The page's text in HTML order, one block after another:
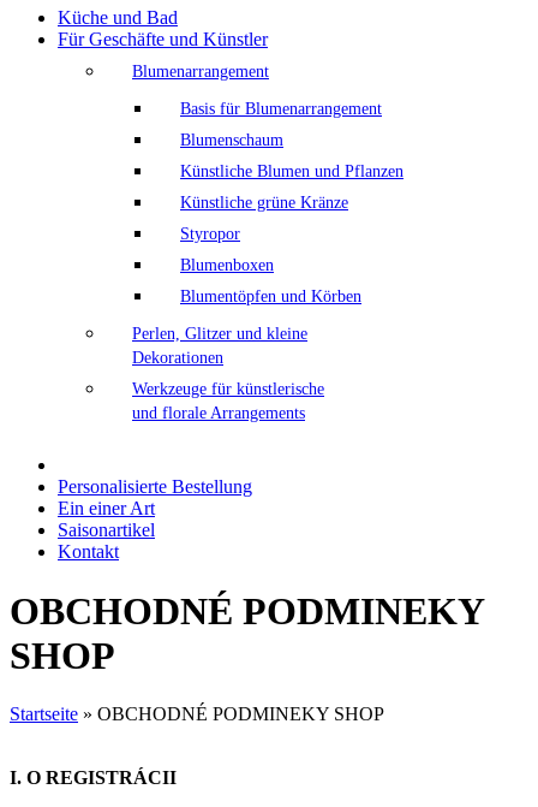
Küche und Bad
Für Geschäfte und Künstler
Blumenarrangement
Basis für Blumenarrangement
Blumenschaum
Künstliche Blumen und Pflanzen
Künstliche grüne Kränze
Styropor
Blumenboxen
Blumentöpfen und Körben
Perlen, Glitzer und kleine
Dekorationen
Werkzeuge für künstlerische
und florale Arrangements
Personalisierte Bestellung
Ein einer Art
Saisonartikel
Kontakt
OBCHODNÉ PODMINEKY
SHOP
Startseite » OBCHODNÉ PODMINEKY SHOP
I. O REGISTRÁCII